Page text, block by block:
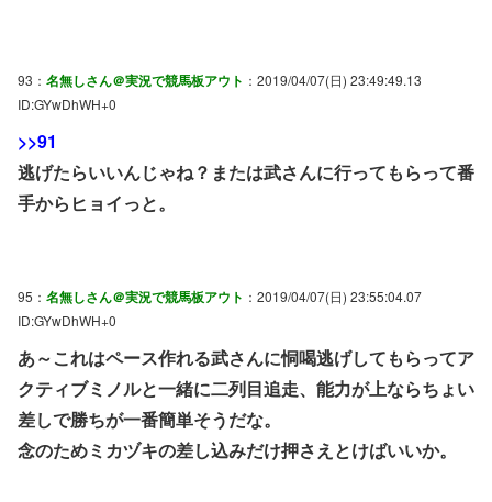
93： 名無しさん＠実況で競馬板アウト ：2019/04/07(日) 23:49:49.13
ID:GYwDhWH+0
>>91
逃げたらいいんじゃね？または武さんに行ってもらって番
手からヒョイっと。
95： 名無しさん＠実況で競馬板アウト ：2019/04/07(日) 23:55:04.07
ID:GYwDhWH+0
あ～これはペース作れる武さんに恫喝逃げしてもらってア
クティブミノルと一緒に二列目追走、能力が上ならちょい
差しで勝ちが一番簡単そうだな。
念のためミカヅキの差し込みだけ押さえとけばいいか。